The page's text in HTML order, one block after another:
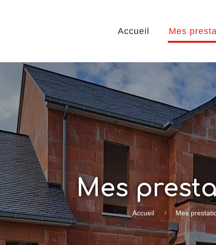
Accueil Mes
Mes
Accueil Mes